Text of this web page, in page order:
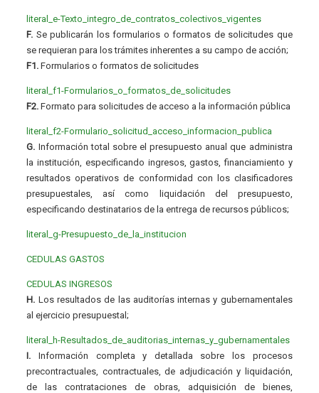
literal_e-Texto_integro_de_contratos_colectivos_vigentes
F. Se publicarán los formularios o formatos de solicitudes que
se requieran para los trámites inherentes a su campo de acción;
F1. Formularios o formatos de solicitudes
literal_f1-Formularios_o_formatos_de_solicitudes
F2. Formato para solicitudes de acceso a la información pública
literal_f2-Formulario_solicitud_acceso_informacion_publica
G. Información total sobre el presupuesto anual que administra
la institución, especificando ingresos, gastos, financiamiento y
resultados operativos de conformidad con los clasificadores
presupuestales, así como liquidación del presupuesto,
especificando destinatarios de la entrega de recursos públicos;
literal_g-Presupuesto_de_la_institucion
CEDULAS GASTOS
CEDULAS INGRESOS
H. Los resultados de las auditorías internas y gubernamentales
al ejercicio presupuestal;
literal_h-Resultados_de_auditorias_internas_y_gubernamentales
I. Información completa y detallada sobre los procesos
precontractuales, contractuales, de adjudicación y liquidación,
de las contrataciones de obras, adquisición de bienes,